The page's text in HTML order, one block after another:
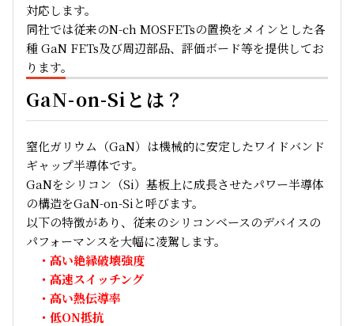
対応します。
同社では従来のN-ch MOSFETsの置換をメインとした各
種GaN FETs及び周辺部品、評価ボード等を提供してお
ります。
GaN-on-Siとは？
窒化ガリウム（GaN）は機械的に安定したワイドバンド
ギャップ半導体です。
GaNをシリコン（Si）基板上に成長させたパワー半導体
の構造をGaN-on-Siと呼びます。
以下の特徴があり、従来のシリコンベースのデバイスの
パフォーマンスを大幅に凌駕します。
・高い絶縁破壊強度
・高速スイッチング
・高い熱伝導率
・低ON抵抗